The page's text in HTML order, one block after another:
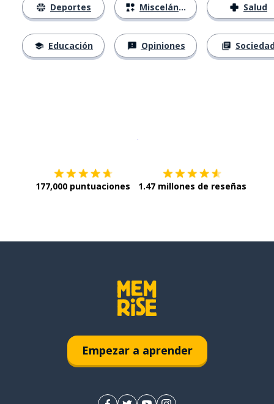
Deportes
Educación
Misceláneo
Opiniones
Salud
177,000 puntuaciones 1.47 millones de reseñas
Empezar a aprender